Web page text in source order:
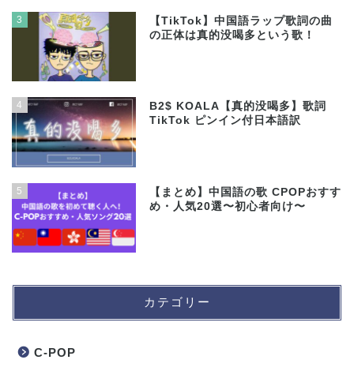
3
【TikTok】中国語ラップ歌詞の曲
の正体は真的没喝多という歌！
4
B2$ KOALA【真的没喝多】歌詞
TikTok ピンイン付日本語訳
5
【まとめ】中国語の歌 CPOPおすす
め・人気20選〜初心者向け〜
カテゴリー
C-POP